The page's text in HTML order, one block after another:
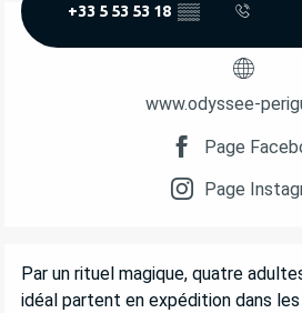
+33 5 53 53 18 ▒▒
www.odyssee-
Page
Page
DESCRIPTION
Par un rituel magique, quatre
idéal partent en expédition dans